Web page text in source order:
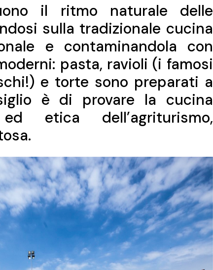
il ritmo naturale delle
sulla tradizionale cucina
e contaminandola con
pasta, ravioli (i famosi
e torte sono preparati a
è di provare la cucina
ed etica dell’agriturismo,